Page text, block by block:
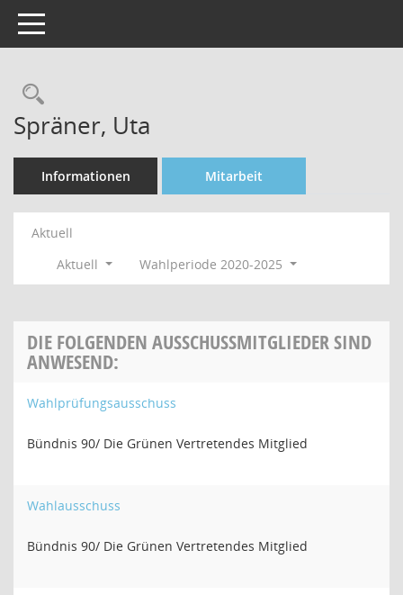
Toggle navigation
Rechercheauswahl
Spräner, Uta
Informationen Mitarbeit
Aktuell
Aktuell
Wahlperiode 2020-2025
DIE FOLGENDEN AUSSCHUSSMITGLIEDER SIND
ANWESEND:
Wahlprüfungsausschuss
Bündnis 90/ Die Grünen Vertretendes Mitglied
Wahlausschuss
Bündnis 90/ Die Grünen Vertretendes Mitglied